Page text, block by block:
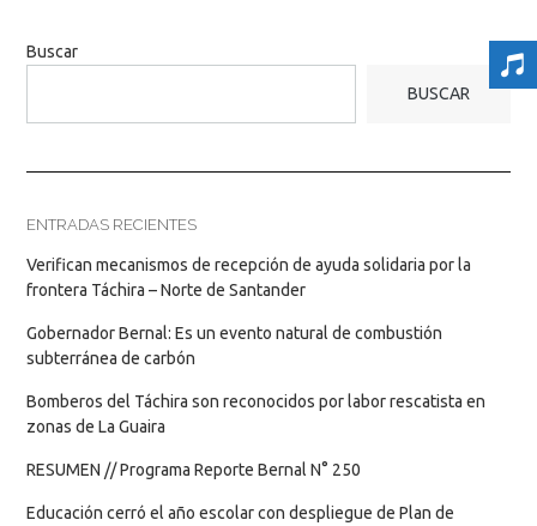
Buscar
BUSCAR
ENTRADAS RECIENTES
Verifican mecanismos de recepción de ayuda solidaria por la
frontera Táchira – Norte de Santander
Gobernador Bernal: Es un evento natural de combustión
subterránea de carbón
Bomberos del Táchira son reconocidos por labor rescatista en
zonas de La Guaira
RESUMEN // Programa Reporte Bernal N° 250
Educación cerró el año escolar con despliegue de Plan de